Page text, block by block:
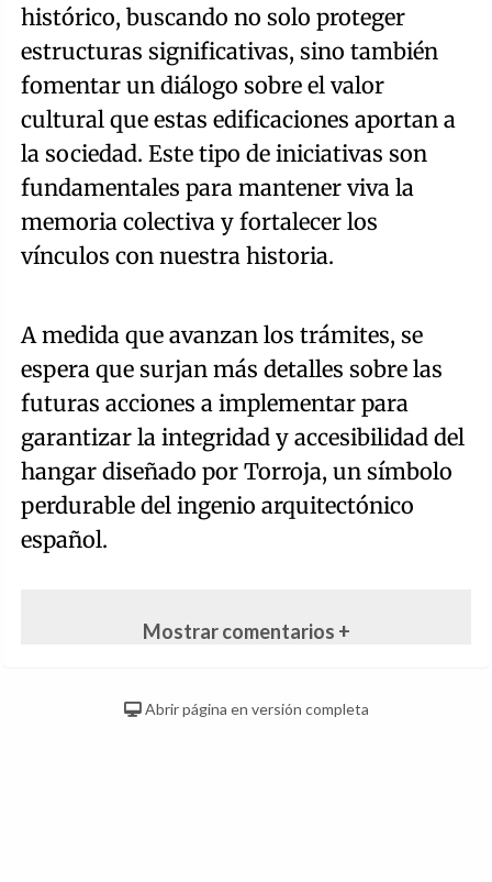
histórico, buscando no solo proteger
estructuras significativas, sino también
fomentar un diálogo sobre el valor
cultural que estas edificaciones aportan a
la sociedad. Este tipo de iniciativas son
fundamentales para mantener viva la
memoria colectiva y fortalecer los
vínculos con nuestra historia.
A medida que avanzan los trámites, se
espera que surjan más detalles sobre las
futuras acciones a implementar para
garantizar la integridad y accesibilidad del
hangar diseñado por Torroja, un símbolo
perdurable del ingenio arquitectónico
español.
Mostrar comentarios +
Abrir página en versión completa